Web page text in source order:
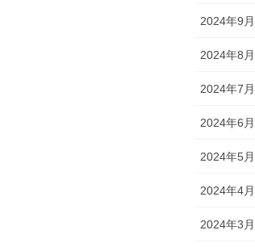
2024年9月
2024年8月
2024年7月
2024年6月
2024年5月
2024年4月
2024年3月